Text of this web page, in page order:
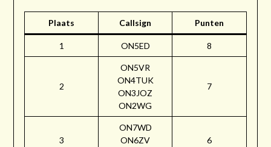
Plaats Callsign Punten
1 ON5ED 8
2
ON5VR
ON4TUK
ON3JOZ
ON2WG
7
3
ON7WD
ON6ZV
6